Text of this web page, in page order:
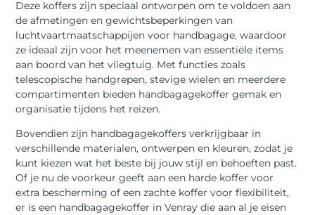
Deze koffers zijn speciaal ontworpen om te voldoen aan
de afmetingen en gewichtsbeperkingen van
luchtvaartmaatschappijen voor handbagage, waardoor
ze ideaal zijn voor het meenemen van essentiële items
aan boord van het vliegtuig. Met functies zoals
telescopische handgrepen, stevige wielen en meerdere
compartimenten bieden handbagagekoffer gemak en
organisatie tijdens het reizen.
Bovendien zijn handbagagekoffers verkrijgbaar in
verschillende materialen, ontwerpen en kleuren, zodat je
kunt kiezen wat het beste bij jouw stijl en behoeften past.
Of je nu de voorkeur geeft aan een harde koffer voor
extra bescherming of een zachte koffer voor flexibiliteit,
er is een handbagagekoffer in Venray die aan al je eisen